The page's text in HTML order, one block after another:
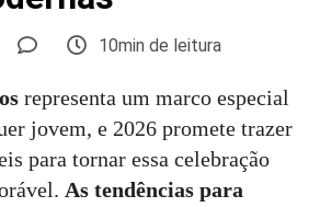
10min de leitura
representa um marco especial
jovem, e 2026 promete trazer
para tornar essa celebração
As tendências para